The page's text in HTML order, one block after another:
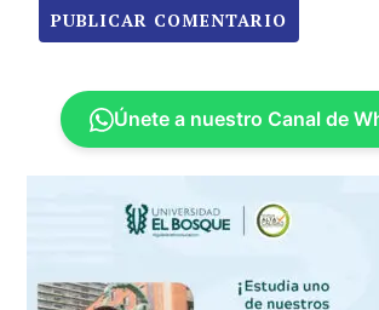
Únete a nuestro Canal de